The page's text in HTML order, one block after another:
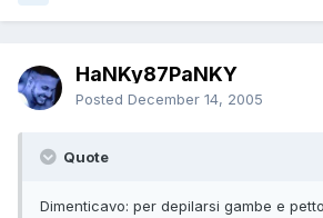
HaNKy87PaNKY
Posted December 14, 2005
Quote
Dimenticavo: per depilarsi gambe e